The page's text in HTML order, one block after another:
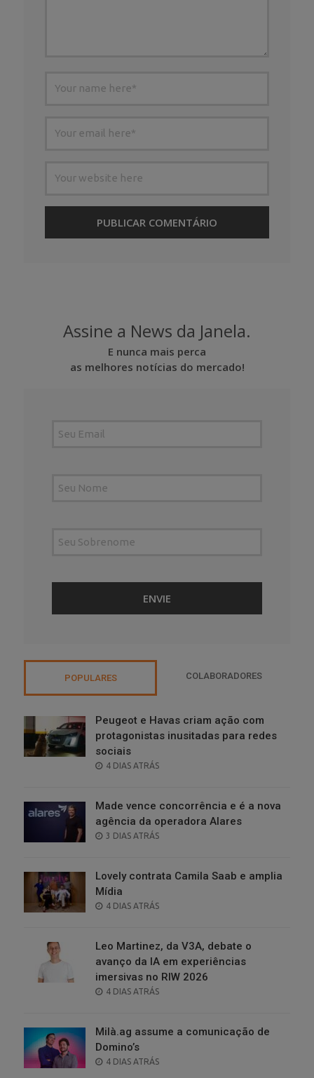
Assine a News da Janela.
E nunca mais perca
as melhores notícias do mercado!
POPULARES COLABORADORES
Peugeot e Havas criam ação com
protagonistas inusitadas para redes
sociais
POSTED
4 DIAS ATRÁS
Made vence concorrência e é a nova
agência da operadora Alares
POSTED
3 DIAS ATRÁS
Lovely contrata Camila Saab e amplia
Mídia
POSTED
4 DIAS ATRÁS
Leo Martinez, da V3A, debate o
avanço da IA em experiências
imersivas no RIW 2026
POSTED
4 DIAS ATRÁS
Milà.ag assume a comunicação de
Domino’s
POSTED
4 DIAS ATRÁS